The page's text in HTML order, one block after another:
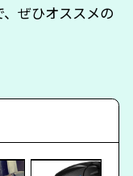
ぜひオススメの